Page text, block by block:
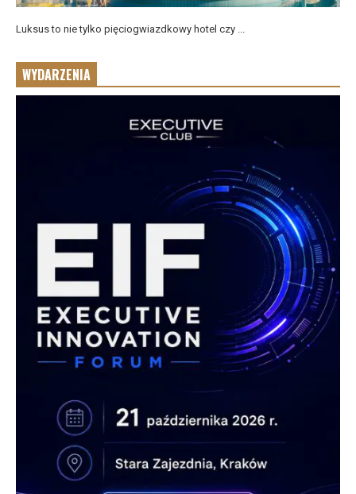
Luksus to nie tylko pięciogwiazdkowy hotel czy ...
WYDARZENIA